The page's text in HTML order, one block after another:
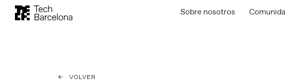
Sobre nosotros
VOLVER